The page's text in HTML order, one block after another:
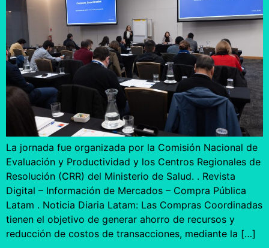
La jornada fue organizada por la Comisión Nacional de
Evaluación y Productividad y los Centros Regionales de
Resolución (CRR) del Ministerio de Salud. . Revista
Digital – Información de Mercados – Compra Pública
Latam . Noticia Diaria Latam: Las Compras Coordinadas
tienen el objetivo de generar ahorro de recursos y
reducción de costos de transacciones, mediante la […]